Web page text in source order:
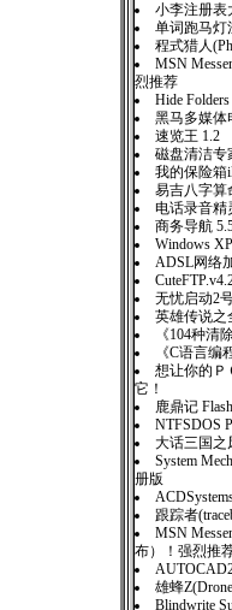
小李注册表
单词跑马灯
程式猎人
MSN
烈推荐
Hide
黑马多媒体
速览王 1.2
磁盘清洁专
我的保险箱
易吉八字算
电话录音精
商务导航
Windows
ADSL网络
无忧启动2
英雄传说之
《104种清
《C语言
想让你的Ｐ
它！
鹿鼎记
NTFSDOS
大话三国之
System
册版
跟踪者
MSN
布）！强烈推
雄蜂
Blindwrite